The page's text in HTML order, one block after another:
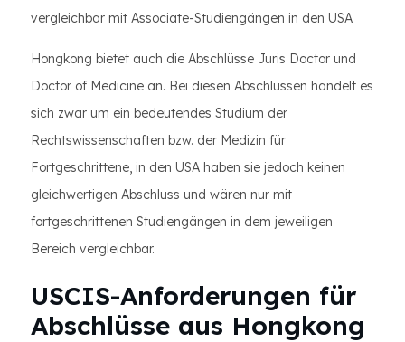
vergleichbar mit Associate-Studiengängen in den USA
Hongkong bietet auch die Abschlüsse Juris Doctor und
Doctor of Medicine an. Bei diesen Abschlüssen handelt es
sich zwar um ein bedeutendes Studium der
Rechtswissenschaften bzw. der Medizin für
Fortgeschrittene, in den USA haben sie jedoch keinen
gleichwertigen Abschluss und wären nur mit
fortgeschrittenen Studiengängen in dem jeweiligen
Bereich vergleichbar.
USCIS-Anforderungen für
Abschlüsse aus Hongkong